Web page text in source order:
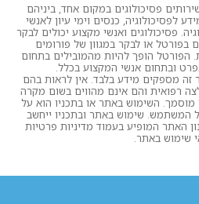
פסיכולוגים במקום אחד, ביניהם
לפסיכולוגיה, כנסים וימי עיון לאנשי
פסיכולוגים ואנשי מקצוע יכולים לבקר
או לבקר במגוון של פורומים
הפורטל הופך להיות מהמובילים בתחום
ובתחום אנשי המקצוע בכלל.
זה מספקים מידע בלבד. אין לראות בהם
רפואית והם אינם מהווים בשום מקרה
מוסמך. השימוש באתר או בתכניו הוא על
המשתמש. שימוש באתר ובתכניו ייחשב
המופיע בעמוד מדיניות פרטיות
שימוש באתר.